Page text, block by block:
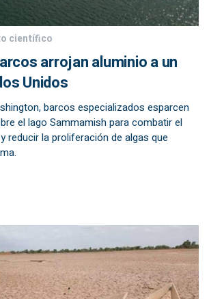
científico
arrojan aluminio a un
Unidos
barcos especializados esparcen
el lago Sammamish para combatir el
reducir la proliferación de algas que